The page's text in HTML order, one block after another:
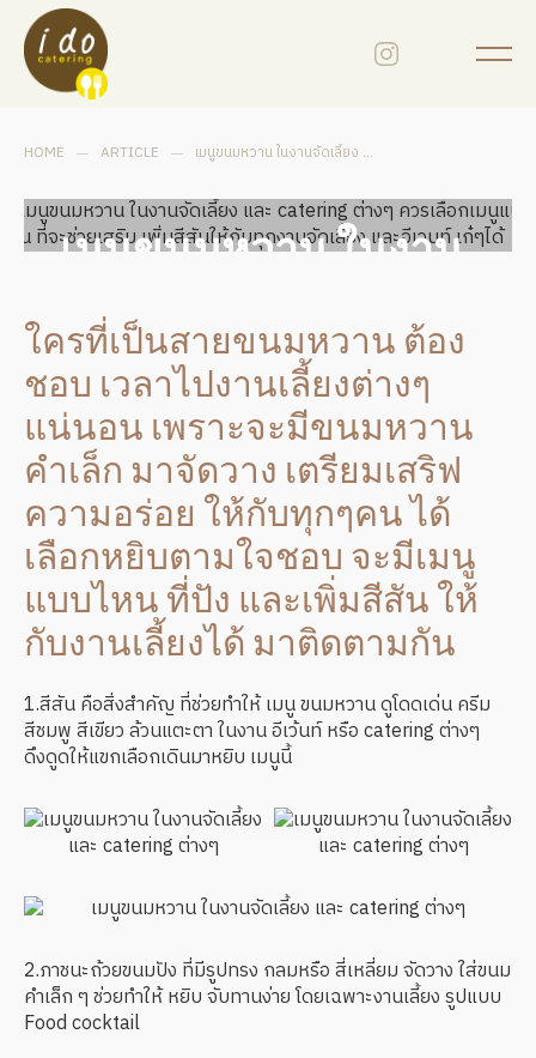
HOME ARTICLE เมนูขนมหวาน ในงานจัดเลี้ยง และ CATERING ต่างๆ ควรเลือกเมนูแบบไหน ที่จะช่วยเสริม เพิ่มสีสันให้กับทุกงานจัดเลี้ยง และอีเวนท์ เก๋ๆได้
เมนูขนมหวาน ในงาน
จัดเลี้ยง และ catering
ต่างๆ ควรเลือกเมนู
แบบไหน ที่จะช่วย
เสริม เพิ่มสีสันให้กับทุก
งานจัดเลี้ยง และอีเวน
ท์ เก๋ๆได้
ใครที่เป็นสายขนมหวาน ต้อง
ชอบ เวลาไปงานเลี้ยงต่างๆ
แน่นอน เพราะจะมีขนมหวาน
คำเล็ก มาจัดวาง เตรียมเสริฟ
ความอร่อย ให้กับทุกๆคน ได้
เลือกหยิบตามใจชอบ จะมีเมนู
แบบไหน ที่ปัง และเพิ่มสีสัน ให้
กับงานเลี้ยงได้ มาติดตามกัน
1.สีสัน คือสิ่งสำคัญ ที่ช่วยทำให้ เมนู ขนมหวาน ดูโดดเด่น ครีม
สีชมพู สีเขียว ล้วนแตะตา ในงาน อีเว้นท์ หรือ catering ต่างๆ
ดึงดูดให้แขกเลือกเดินมาหยิบ เมนูนี้
2.ภาชนะถ้วยขนมปัง ที่มีรูปทรง กลมหรือ สี่เหลี่ยม จัดวาง ใส่ขนม
คำเล็ก ๆ ช่วยทำให้ หยิบ จับทานง่าย โดยเฉพาะงานเลี้ยง รูปแบบ
Food cocktail